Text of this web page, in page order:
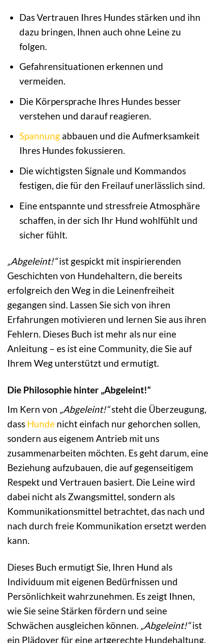
Das Vertrauen Ihres Hundes stärken und ihn
dazu bringen, Ihnen auch ohne Leine zu
folgen.
Gefahrensituationen erkennen und
vermeiden.
Die Körpersprache Ihres Hundes besser
verstehen und darauf reagieren.
Spannungabbauen und die Aufmerksamkeit
Ihres Hundes fokussieren.
Die wichtigsten Signale und Kommandos
festigen, die für den Freilauf unerlässlich sind.
Eine entspannte und stressfreie Atmosphäre
schaffen, in der sich Ihr Hund wohlfühlt und
sicher fühlt.
„Abgeleint!“ist gespickt mit inspirierenden
Geschichten von Hundehaltern, die bereits
erfolgreich den Weg in die Leinenfreiheit
gegangen sind. Lassen Sie sich von ihren
Erfahrungen motivieren und lernen Sie aus ihren
Fehlern. Dieses Buch ist mehr als nur eine
Anleitung – es ist eine Community, die Sie auf
Ihrem Weg unterstützt und ermutigt.
Die Philosophie hinter „Abgeleint!“
Im Kern von „Abgeleint!“steht die Überzeugung,
dass Hunde nicht einfach nur gehorchen sollen,
sondern aus eigenem Antrieb mit uns
zusammenarbeiten möchten. Es geht darum, eine
Beziehung aufzubauen, die auf gegenseitigem
Respekt und Vertrauen basiert. Die Leine wird
dabei nicht als Zwangsmittel, sondern als
Kommunikationsmittel betrachtet, das nach und
nach durch freie Kommunikation ersetzt werden
kann.
Dieses Buch ermutigt Sie, Ihren Hund als
Individuum mit eigenen Bedürfnissen und
Persönlichkeit wahrzunehmen. Es zeigt Ihnen,
wie Sie seine Stärken fördern und seine
Schwächen ausgleichen können. „Abgeleint!“ist
ein Plädoyer für eine artgerechte Hundehaltung,